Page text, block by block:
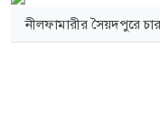
নীলফামারীর সৈয়দপুরে